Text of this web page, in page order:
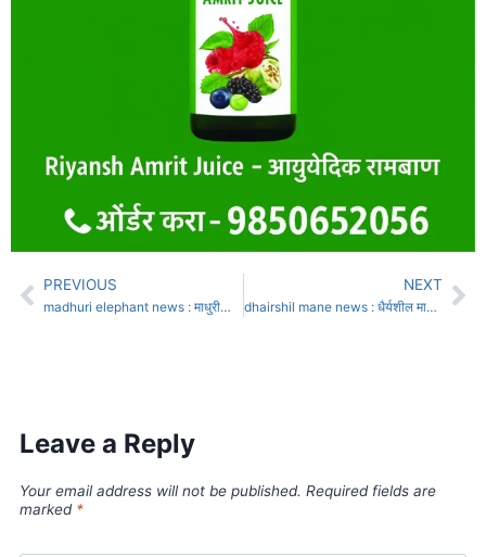
PREVIOUS
madhuri elephant news : माधुरीला परत पाठवण्यावर तुर्त कोणताही निर्णय नाही
NEXT
dhairshil mane news : धैर्यशील माने यांचे ‘रेडकू विधान’ – एक विनोदी कबुली की राजकीय आत्मपरीक्षण?
Leave a Reply
Your email address will not be published. Required fields are
marked *